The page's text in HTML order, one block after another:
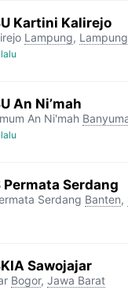
Kartini Kalirejo
Lampung,
An Ni’mah
An Ni'mah
Permata Serdang
Serdang Banten,
Sawojajar
Bogor, Jawa Barat